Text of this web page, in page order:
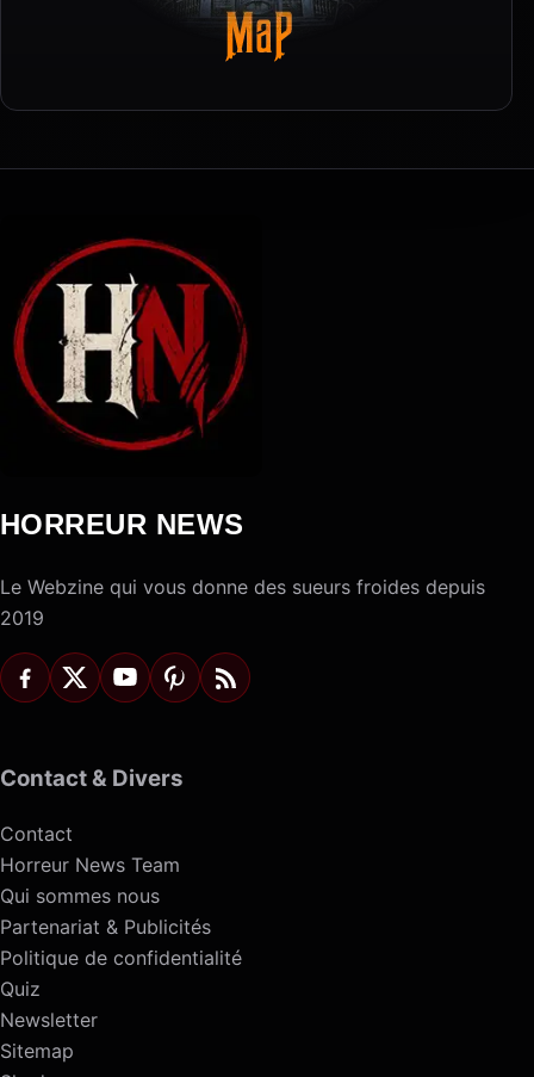
HORREUR NEWS
Le Webzine qui vous donne des sueurs froides depuis
2019
Contact & Divers
Contact
Horreur News Team
Qui sommes nous
Partenariat & Publicités
Politique de confidentialité
Quiz
Newsletter
Sitemap